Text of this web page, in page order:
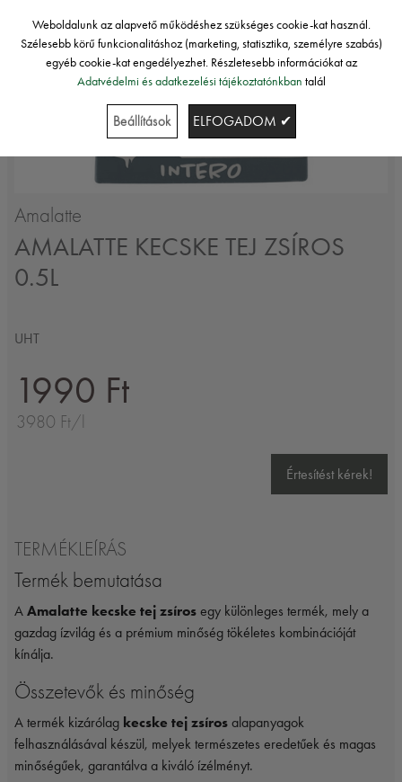
Amalatte
AMALATTE KECSKE TEJ ZSÍROS
0.5L
UHT
1990 Ft
3980 Ft/l
Értesítést kérek!
TERMÉKLEÍRÁS
Termék bemutatása
A Amalatte kecske tej zsíros egy különleges termék, mely a
gazdag ízvilág és a prémium minőség tökéletes kombinációját
kínálja.
Összetevők és minőség
A termék kizárólag kecske tej zsíros alapanyagok
felhasználásával készül, melyek természetes eredetűek és magas
minőségűek, garantálva a kiváló ízélményt.
Weboldalunk az alapvető működéshez szükséges cookie-kat használ.
Szélesebb körű funkcionalitáshoz (marketing, statisztika, személyre szabás)
egyéb cookie-kat engedélyezhet. Részletesebb információkat az
Adatvédelmi és adatkezelési tájékoztatónkban talál
Beállítások ELFOGADOM ✔